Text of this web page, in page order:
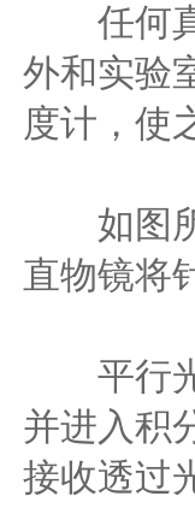
任何真
外和实验
度计，使
如图所
直物镜将
平行光
并进入积
接收透过